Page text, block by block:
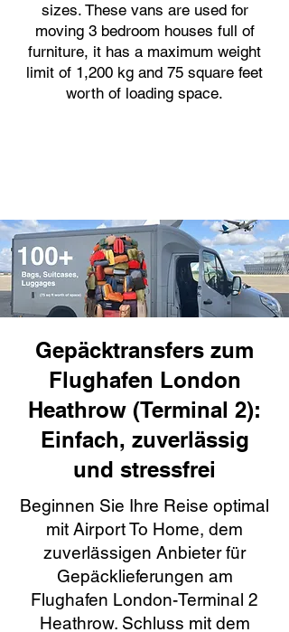
sizes. These vans are used for
moving 3 bedroom houses full of
furniture, it has a maximum weight
limit of 1,200 kg and 75 square feet
worth of loading space.
Gepäcktransfers zum
Flughafen London
Heathrow (Terminal 2):
Einfach, zuverlässig
und stressfrei
Beginnen Sie Ihre Reise optimal
mit Airport To Home, dem
zuverlässigen Anbieter für
Gepäcklieferungen am
Flughafen London-Terminal 2
Heathrow. Schluss mit dem